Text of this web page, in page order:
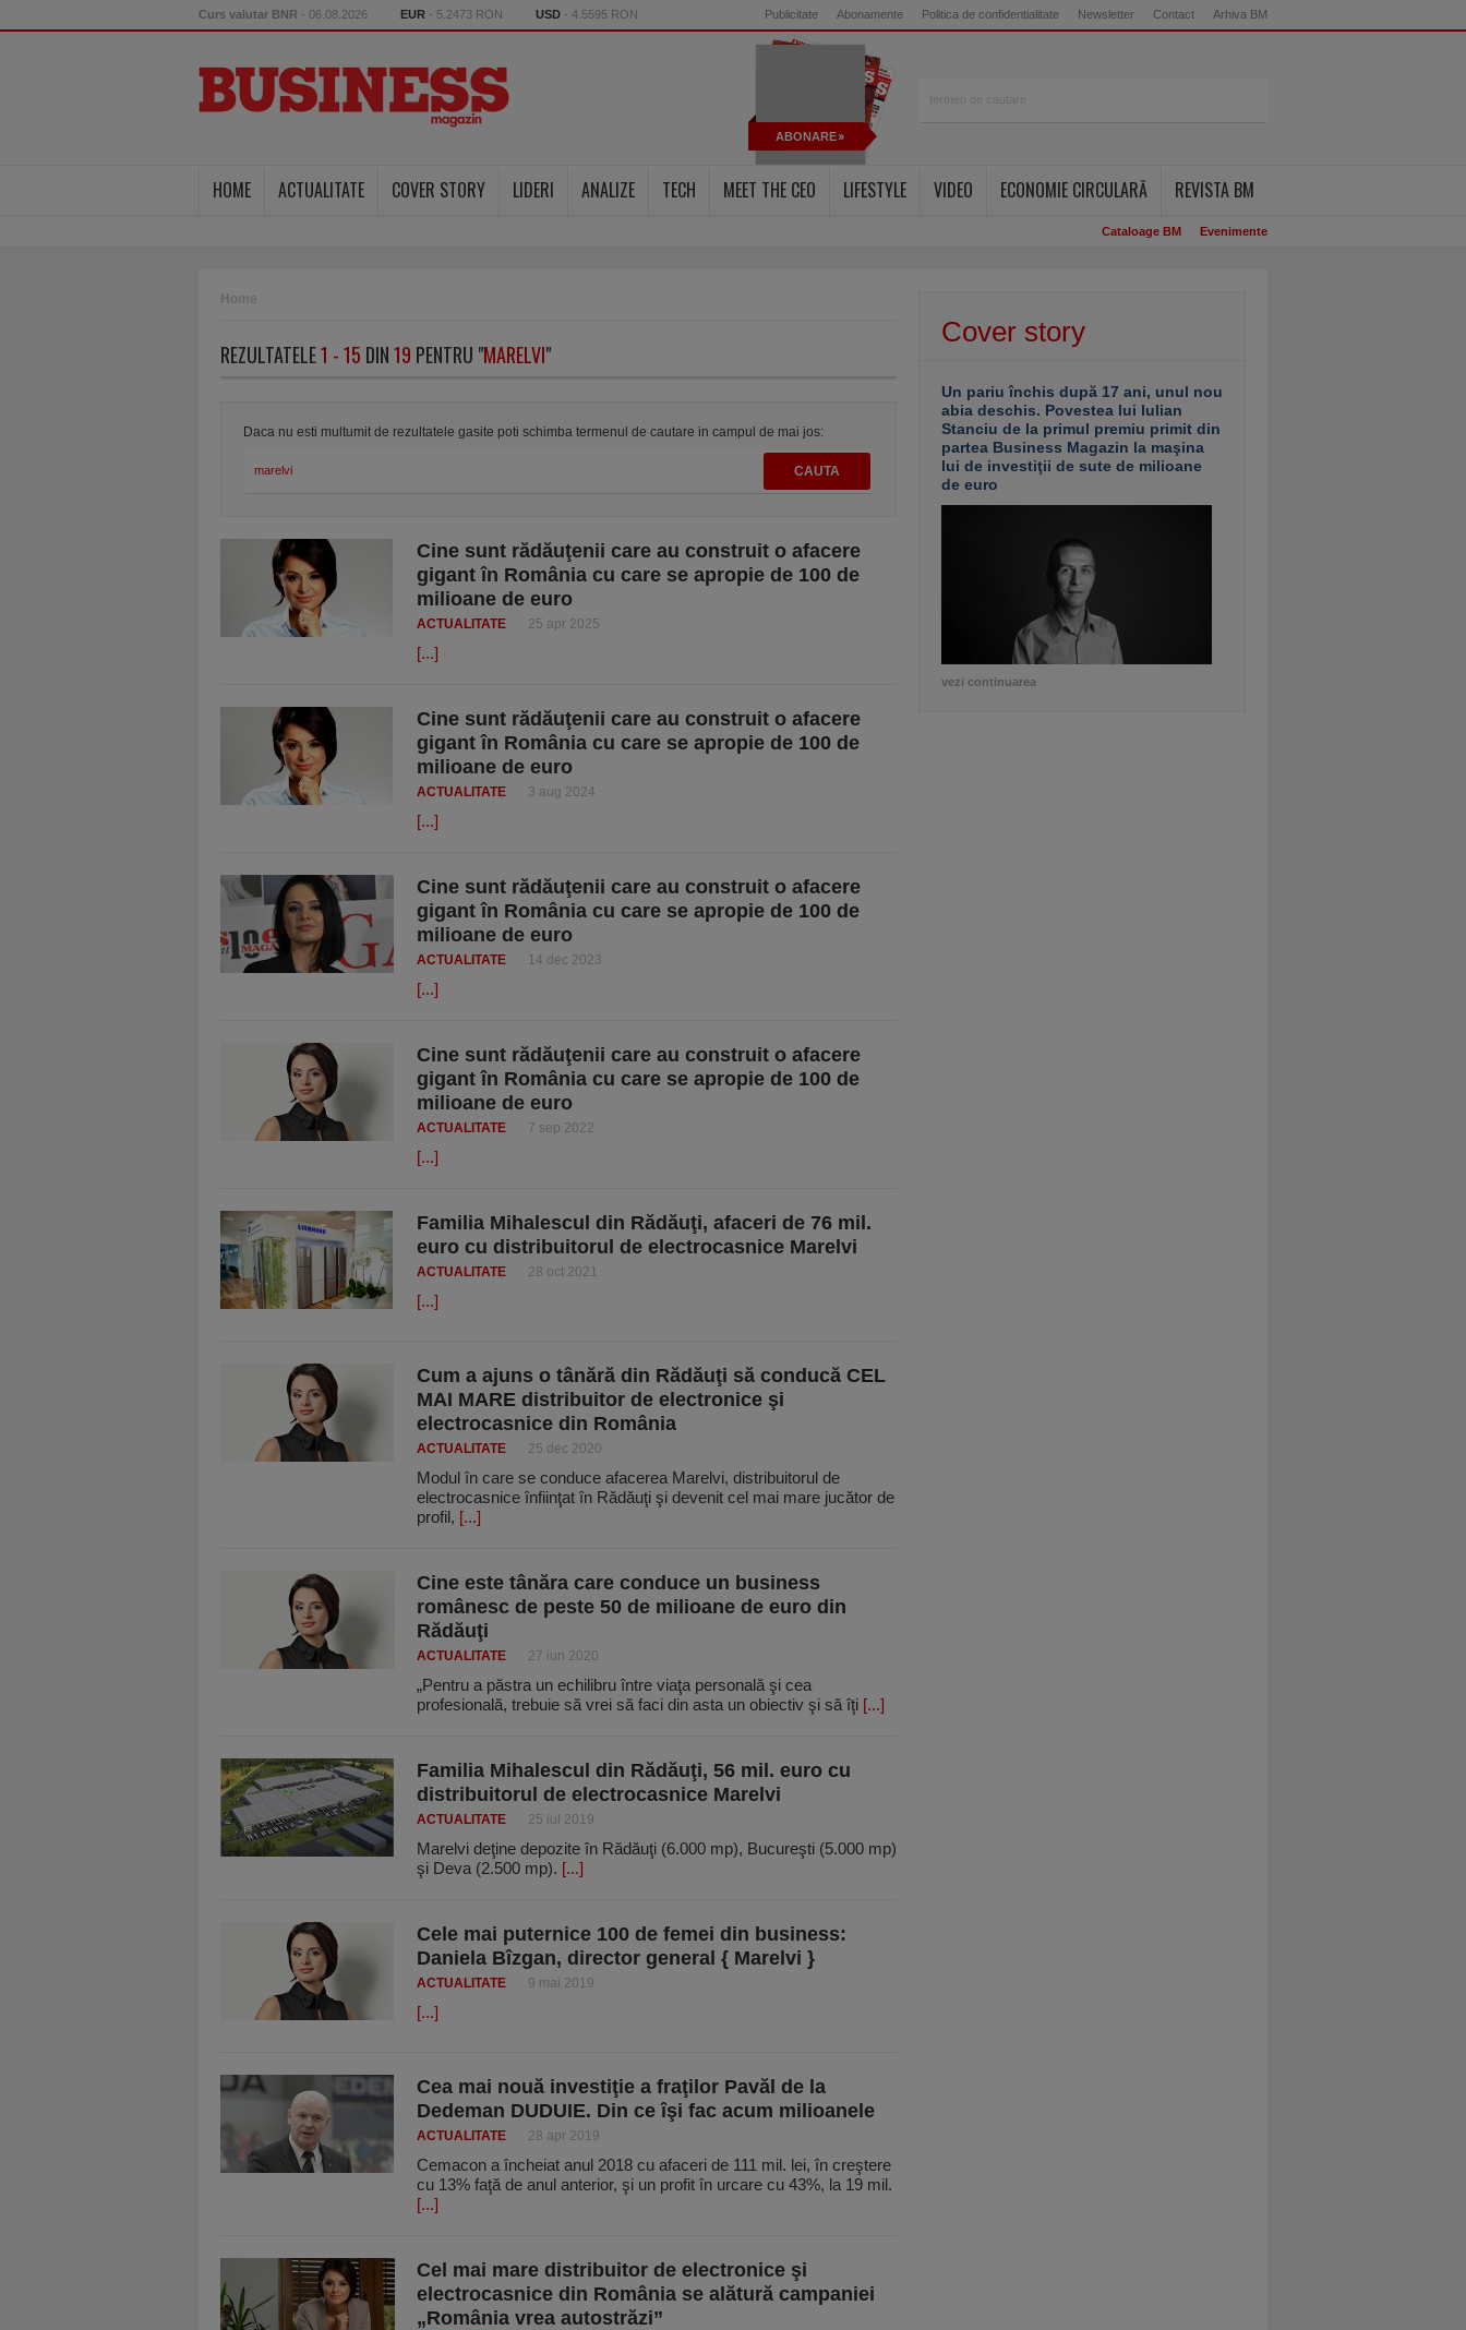
Curs valutar BNR - 06.08.2026 EUR - 5.2473 RON USD - 4.5595 RON Publicitate Abonamente Politica de confidentialitate Newsletter Contact Arhiva BM
ABONARE
HOME ACTUALITATE COVER STORY LIDERI ANALIZE TECH MEET THE CEO LIFESTYLE VIDEO ECONOMIE CIRCULARĂ REVISTA BM
Cataloage BM Evenimente
Home
REZULTATELE1 - 15 DIN19 PENTRU "MARELVI"
Daca nu esti multumit de rezultatele gasite poti schimba termenul de cautare in campul de mai jos:
Cine sunt rădăuţenii care au construit o afacere
gigant în România cu care se apropie de 100 de
milioane de euro
ACTUALITATE 25 apr 2025
[...]
Cine sunt rădăuţenii care au construit o afacere
gigant în România cu care se apropie de 100 de
milioane de euro
ACTUALITATE 3 aug 2024
[...]
Cine sunt rădăuţenii care au construit o afacere
gigant în România cu care se apropie de 100 de
milioane de euro
ACTUALITATE 14 dec 2023
[...]
Cine sunt rădăuţenii care au construit o afacere
gigant în România cu care se apropie de 100 de
milioane de euro
ACTUALITATE 7 sep 2022
[...]
Familia Mihalescul din Rădăuţi, afaceri de 76 mil.
euro cu distribuitorul de electrocasnice Marelvi
ACTUALITATE 28 oct 2021
[...]
Cum a ajuns o tânără din Rădăuţi să conducă CEL
MAI MARE distribuitor de electronice şi
electrocasnice din România
ACTUALITATE 25 dec 2020
Modul în care se conduce afacerea Marelvi, distribuitorul de
electrocasnice înfiinţat în Rădăuţi şi devenit cel mai mare jucător de
profil, [...]
Cine este tânăra care conduce un business
românesc de peste 50 de milioane de euro din
Rădăuţi
ACTUALITATE 27 iun 2020
„Pentru a păstra un echilibru între viaţa personală şi cea
profesională, trebuie să vrei să faci din asta un obiectiv şi să îţi [...]
Familia Mihalescul din Rădăuţi, 56 mil. euro cu
distribuitorul de electrocasnice Marelvi
ACTUALITATE 25 iul 2019
Marelvi deţine depozite în Rădăuţi (6.000 mp), Bucureşti (5.000 mp)
şi Deva (2.500 mp). [...]
Cele mai puternice 100 de femei din business:
Daniela Bîzgan, director general { Marelvi }
ACTUALITATE 9 mai 2019
[...]
Cea mai nouă investiţie a fraţilor Pavăl de la
Dedeman DUDUIE. Din ce îşi fac acum milioanele
ACTUALITATE 28 apr 2019
Cemacon a încheiat anul 2018 cu afaceri de 111 mil. lei, în creştere
cu 13% faţă de anul anterior, şi un profit în urcare cu 43%, la 19 mil.
[...]
Cel mai mare distribuitor de electronice şi
electrocasnice din România se alătură campaniei
„România vrea autostrăzi”
Cover story
Un pariu închis după 17 ani, unul nou
abia deschis. Povestea lui Iulian
Stanciu de la primul premiu primit din
partea Business Magazin la maşina
lui de investiţii de sute de milioane
de euro
vezi continuarea